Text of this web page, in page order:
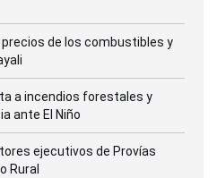
de los combustibles y
a incendios forestales y
ante El Niño
ejecutivos de Provías
Rural